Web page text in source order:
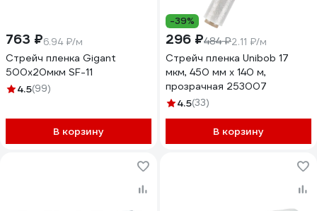
763 ₽6.94 ₽/м
Стрейч пленка Gigant
500х20мкм SF-11
4.5(99)
В корзину
-39%
296 ₽484 ₽2.11 ₽/м
Стрейч пленка Unibob 17
мкм, 450 мм x 140 м,
прозрачная 253007
4.5(33)
В корзину